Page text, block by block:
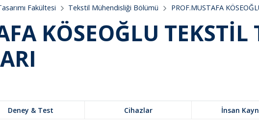
Fakültesi Tekstil Mühendisliği Bölümü PROF.MUSTAFA
KÖSEOĞLU
Deney & Test Cihazlar İnsan